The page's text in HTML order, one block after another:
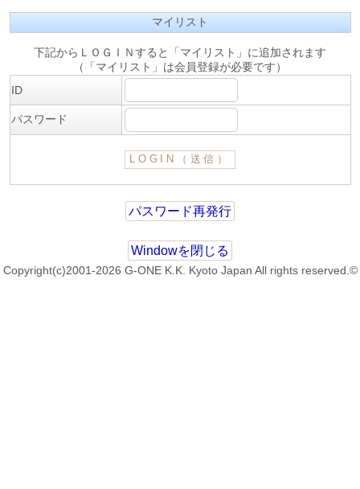
マイリスト
下記からＬＯＧＩＮすると「マイリスト」に追加されます
（「マイリスト」は会員登録が必要です）
ID
パスワード
パスワード再発行
Windowを閉じる
Copyright(c)2001-2026 G-ONE K.K. Kyoto Japan All rights reserved.©